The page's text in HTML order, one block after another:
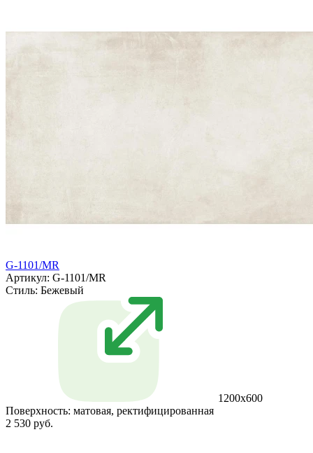
G-1101/MR
Артикул: G-1101/MR
Стиль: Бежевый
1200x600
Поверхность: матовая, ректифицированная
2 530 руб.